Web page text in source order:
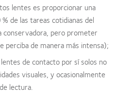
lentes es proporcionar una
de las tareas cotidianas del
conservadora, pero prometer
perciba de manera más intensa);
de contacto por sí solos no
visuales, y ocasionalmente
lectura.